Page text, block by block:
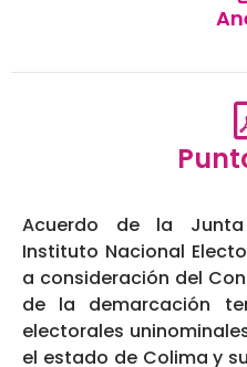
Acuerdo de la Junta
Instituto Nacional
a consideración del
de la demarcación
electorales
el estado de Colima y